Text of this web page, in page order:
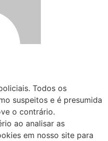
Todos os
suspeitos e é presumida
o contrário.
ao analisar as
em nosso site para